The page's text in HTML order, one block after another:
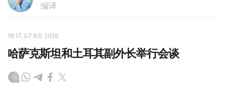
编译
18:17, 07 8月 2026
哈萨克斯坦和土耳其副外长举行会谈